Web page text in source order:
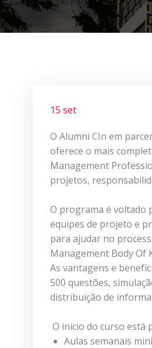
15 set
O Alumni CIn em
oferece o mais
Management
projetos,
O programa é voltado
equipes de projeto e
para ajudar no
Management Body Of
As vantagens e
500 questões,
distribuição de
O início do curso está
Aulas semanais